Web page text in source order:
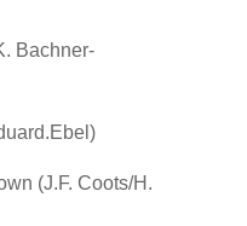
Bachner-
(J.F. Coots/H.